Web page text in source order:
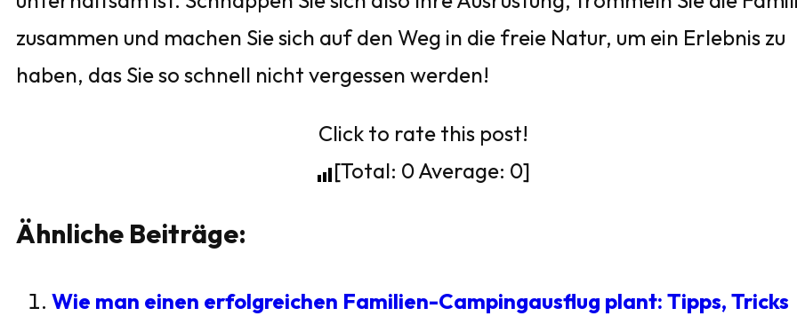
zusammen und machen Sie sich auf den Weg in die freie Natur, um ein Erlebnis zu
haben, das Sie so schnell nicht vergessen werden!
Click to rate this post!
[Total: 0Average: 0]
Ähnliche Beiträge:
Wie man einen erfolgreichen Familien-Campingausflug plant: Tipps, Tricks